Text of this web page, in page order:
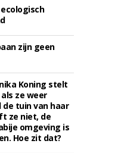
zijn geen
Koning stelt
ze weer
tuin van haar
ze niet, de
omgeving is
Hoe zit dat?